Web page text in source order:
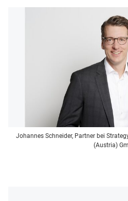
Johannes Schneider, Partner bei
(Austria)